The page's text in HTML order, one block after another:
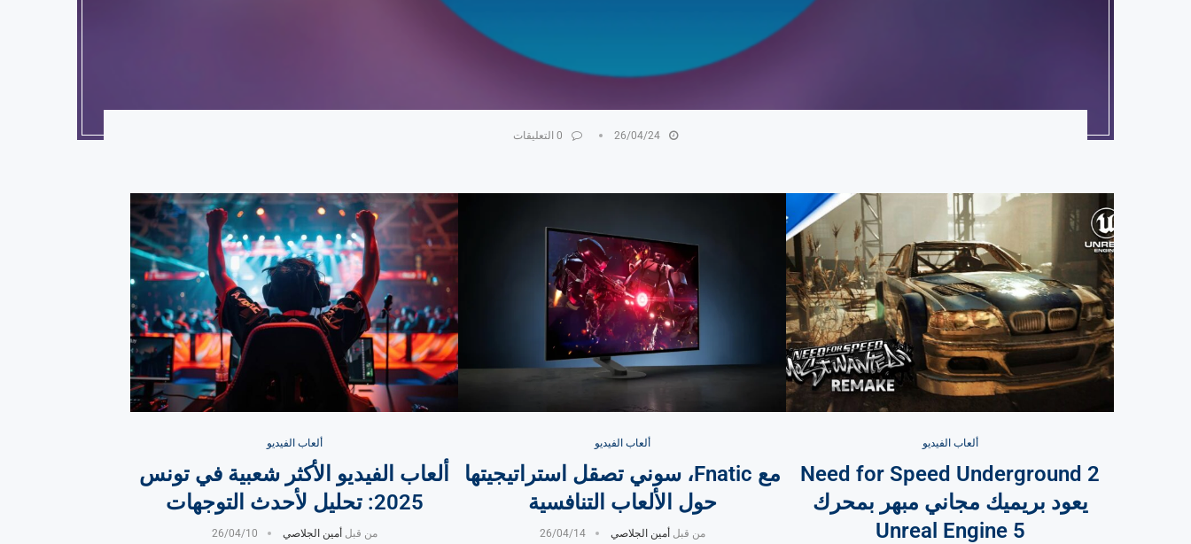
26/04/24 0 التعليقات
ألعاب الفيديو
Need for Speed Underground 2
يعود بريميك مجاني مبهر بمحرك
Unreal Engine 5
ألعاب الفيديو
مع Fnatic، سوني تصقل استراتيجيتها
حول الألعاب التنافسية
من قبلأمين الجلاصي 26/04/14
ألعاب الفيديو
ألعاب الفيديو الأكثر شعبية في تونس
2025: تحليل لأحدث التوجهات
من قبلأمين الجلاصي 26/04/10